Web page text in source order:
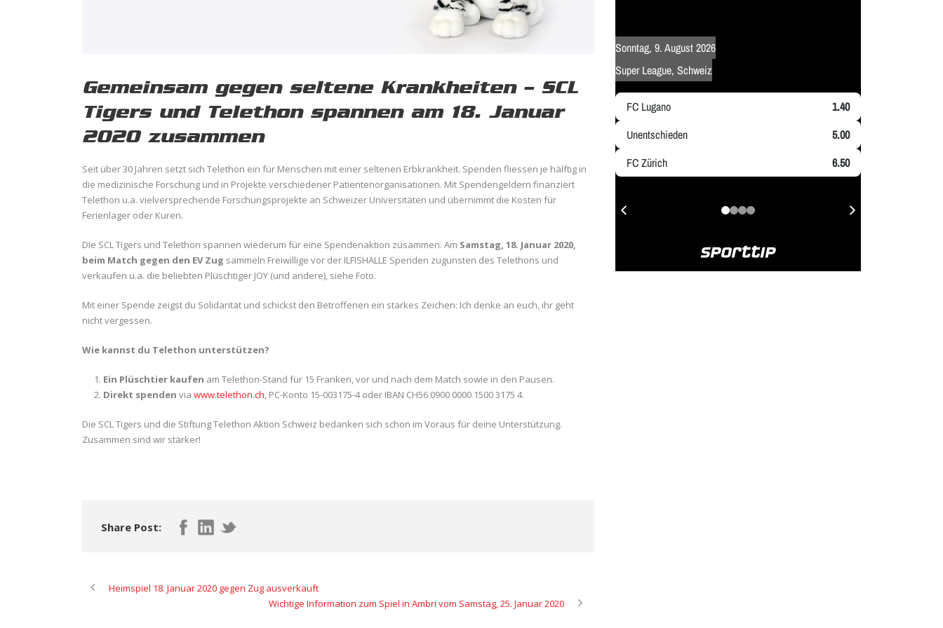
Gemeinsam gegen seltene Krankheiten – SCL
Tigers und Telethon spannen am 18. Januar
2020 zusammen
Seit über 30 Jahren setzt sich Telethon ein für Menschen mit einer seltenen Erbkrankheit. Spenden fliessen je hälftig in
die medizinische Forschung und in Projekte verschiedener Patientenorganisationen. Mit Spendengeldern finanziert
Telethon u.a. vielversprechende Forschungsprojekte an Schweizer Universitäten und übernimmt die Kosten für
Ferienlager oder Kuren.
Die SCL Tigers und Telethon spannen wiederum für eine Spendenaktion zusammen. Am Samstag, 18. Januar 2020,
beim Match gegen den EV Zug sammeln Freiwillige vor der ILFISHALLE Spenden zugunsten des Telethons und
verkaufen u.a. die beliebten Plüschtiger JOY (und andere), siehe Foto.
Mit einer Spende zeigst du Solidarität und schickst den Betroffenen ein starkes Zeichen: Ich denke an euch, ihr geht
nicht vergessen.
Wie kannst du Telethon unterstützen?
Ein Plüschtier kaufen am Telethon-Stand für 15 Franken, vor und nach dem Match sowie in den Pausen.
Direkt spenden via www.telethon.ch, PC-Konto 15-003175-4 oder IBAN CH56 0900 0000 1500 3175 4.
Die SCL Tigers und die Stiftung Telethon Aktion Schweiz bedanken sich schon im Voraus für deine Unterstützung.
Zusammen sind wir stärker!
Share Post:
Heimspiel 18. Januar 2020 gegen Zug ausverkauft
Wichtige Information zum Spiel in Ambri vom Samstag, 25. Januar 2020